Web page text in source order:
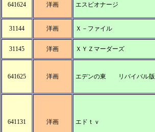
641624 洋画 エスピオナージ
31144 洋画 Ｘ－ファイル
31145 洋画 ＸＹＺマーダーズ
641625 洋画 エデンの東 リバイバル版
641131 洋画 エドｔｖ